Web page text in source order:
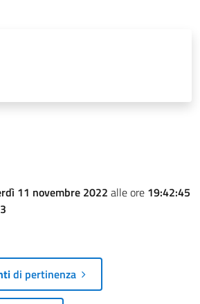
11 novembre 2022 alle ore 19:42:45
di pertinenza